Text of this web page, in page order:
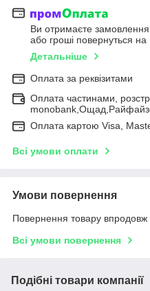
Ви отримаєте замовлення
або гроші повернуться на
Детальніше
Оплата за реквізитами
Оплата частинами,
Оплата картою Visa,
Всі умови оплати
Умови повернення
Повернення товару впродовж
Всі умови повернення
Подібні товари компанії